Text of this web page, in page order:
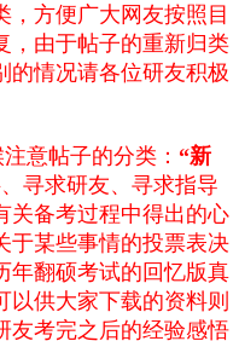
，方便广大网友按照目
，由于帖子的重新归类
的情况请各位研友积极
意帖子的分类： “新
寻求研友、寻求指导
关备考过程中得出的心
于某些事情的投票表决
年翻硕考试的回忆版真
以供大家下载的资料则
友考完之后的经验感悟